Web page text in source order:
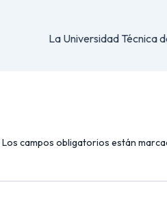
Los campos obligatorios están